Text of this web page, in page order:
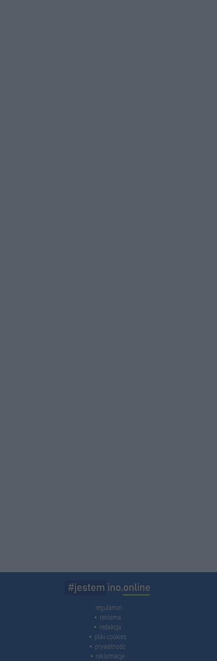
regulamin
reklama
redakcja
pliki cookies
prywatność
reklamacje